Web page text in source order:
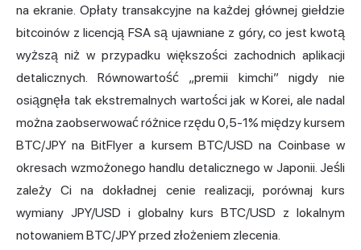
na ekranie. Opłaty transakcyjne na każdej głównej giełdzie
bitcoinów z licencją FSA są ujawniane z góry, co jest kwotą
wyższą niż w przypadku większości zachodnich aplikacji
detalicznych. Równowartość „premii kimchi” nigdy nie
osiągnęła tak ekstremalnych wartości jak w Korei, ale nadal
można zaobserwować różnice rzędu 0,5-1% między kursem
BTC/JPY na BitFlyer a kursem BTC/USD na Coinbase w
okresach wzmożonego handlu detalicznego w Japonii. Jeśli
zależy Ci na dokładnej cenie realizacji, porównaj kurs
wymiany JPY/USD i globalny kurs BTC/USD z lokalnym
notowaniem BTC/JPY przed złożeniem zlecenia.